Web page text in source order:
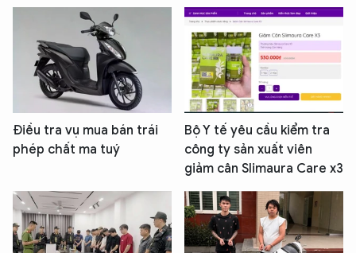
Điều tra vụ mua bán trái
phép chất ma tuý
Bộ Y tế yêu cầu kiểm tra
công ty sản xuất viên
giảm cân Slimaura Care x3